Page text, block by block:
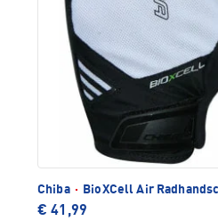
Chiba · BioXCell Air
€ 41,99